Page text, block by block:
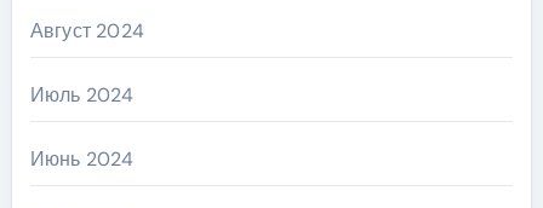
Август 2024
Июль 2024
Июнь 2024